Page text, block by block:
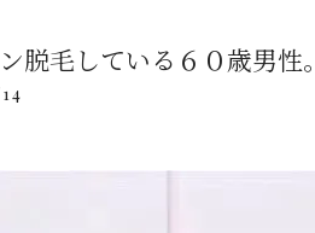
脱毛している６０歳男性